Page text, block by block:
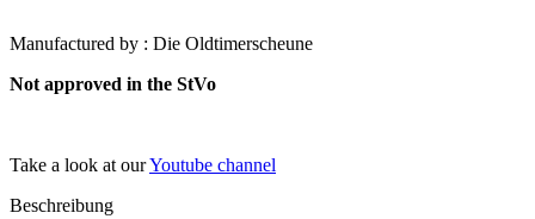
Manufactured by : Die Oldtimerscheune
Not approved in the StVo
Take a look at ourYoutube channel
Beschreibung